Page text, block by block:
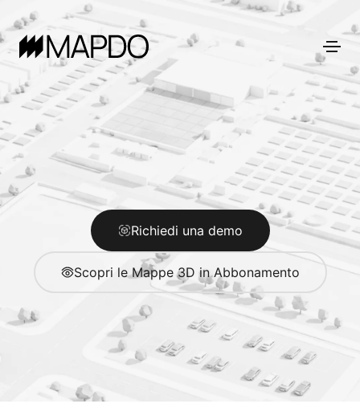
Richiedi una demo
Scopri le Mappe 3D in Abbonamento